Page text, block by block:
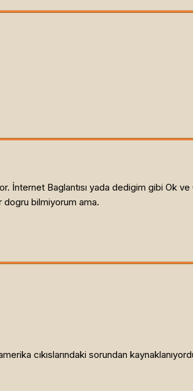
İnternet Baglantısı yada dedigim gibi Ok
dogru bilmiyorum ama.
cıkıslarındaki sorundan